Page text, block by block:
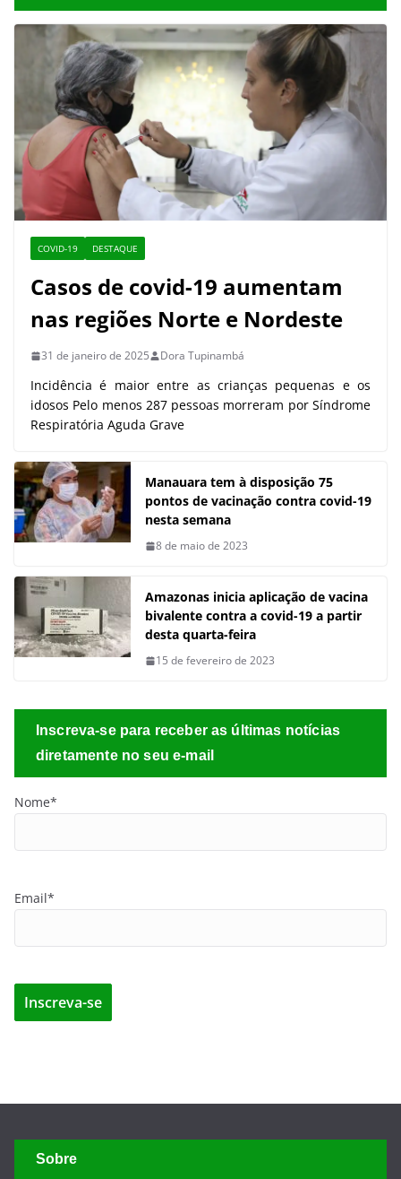
COVID-19 DESTAQUE
Casos de covid-19 aumentam
nas regiões Norte e Nordeste
31 de janeiro de 2025 Dora Tupinambá
Incidência é maior entre as crianças pequenas e os
idosos Pelo menos 287 pessoas morreram por Síndrome
Respiratória Aguda Grave
Manauara tem à disposição 75
pontos de vacinação contra covid-19
nesta semana
8 de maio de 2023
Amazonas inicia aplicação de vacina
bivalente contra a covid-19 a partir
desta quarta-feira
15 de fevereiro de 2023
Inscreva-se para receber as últimas notícias
diretamente no seu e-mail
Nome*
Email*
Sobre